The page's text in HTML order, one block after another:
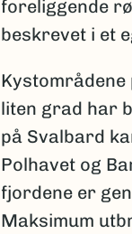
foreliggende
beskrevet i et
liten grad har
på Svalbard
Polhavet og
fjordene er
Maksimum